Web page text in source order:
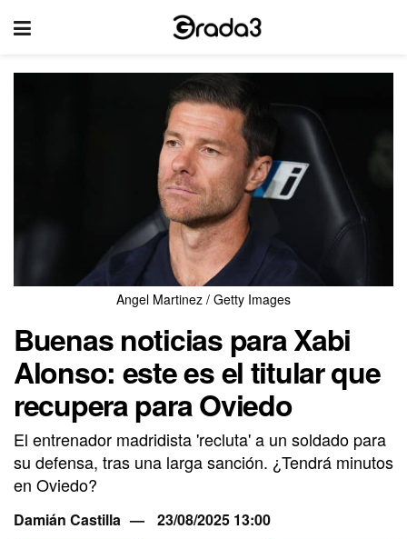
Angel Martinez / Getty Images
Buenas noticias para Xabi
Alonso: este es el titular que
recupera para Oviedo
El entrenador madridista 'recluta' a un soldado para
su defensa, tras una larga sanción. ¿Tendrá minutos
en Oviedo?
Damián Castilla 23/08/2025 13:00